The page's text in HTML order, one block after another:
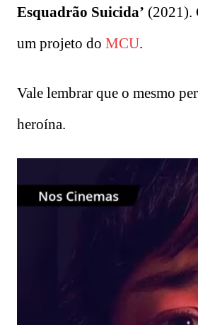
Esquadrão Suicida’ (2021).
um projeto do MCU.
Vale lembrar que o mesmo
heroína.